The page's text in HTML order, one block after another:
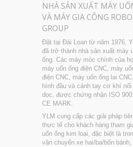
NHÀ SẢN XUẤT MÁY
VÀ MÁY GIA CÔNG
GROUP
Đặt tại Đài Loan từ năm 1976,
đã trở thành nhà sản xuất máy
ống. Các máy móc chính của
máy uốn ống điện CNC, máy
điện CNC, máy uốn ống lai
hình đầu và cánh tay cơ khí nối
dọc, được chứng nhận ISO
CE MARK.
YLM cung cấp các giải pháp
thực tế cho khách hàng tham
uốn ống kim loại, đặc biệt là
vận chuyển xe hai/ba/bốn